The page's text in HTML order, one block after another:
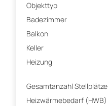
Objekttyp
Badezimmer
Balkon
Keller
Heizung
Gesamtanzahl Stellplätze
Heizwärmebedarf (HWB)